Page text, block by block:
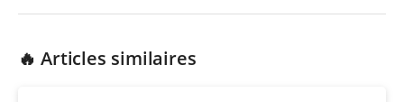
🔥 Articles similaires